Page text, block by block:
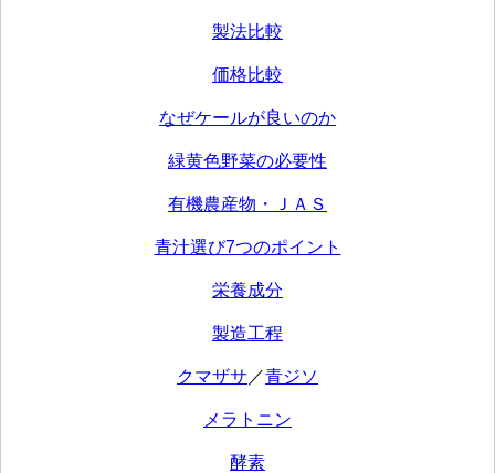
製法比較
価格比較
なぜケールが良いのか
緑黄色野菜の必要性
有機農産物・ＪＡＳ
青汁選び7つのポイント
栄養成分
製造工程
クマザサ ／青ジソ
メラトニン
酵素